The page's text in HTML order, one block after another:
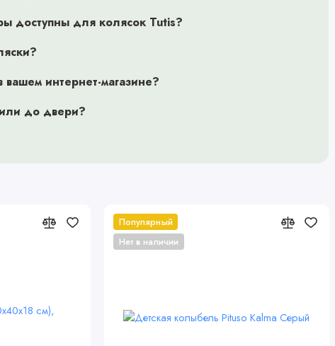
доступны для колясок Tutis?
интернет-магазине?
до двери?
Популярный
Нет в наличии